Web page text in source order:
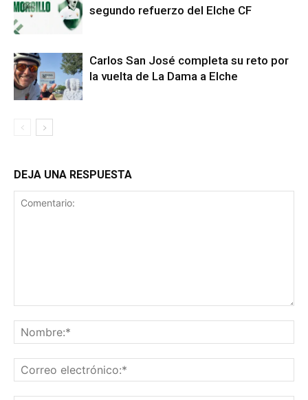
segundo refuerzo del Elche CF
Carlos San José completa su reto por
la vuelta de La Dama a Elche
DEJA UNA RESPUESTA